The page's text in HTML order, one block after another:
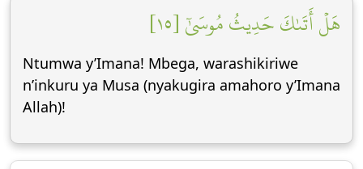
هَلۡ أَتَىٰكَ حَدِيثُ مُوسَىٰٓ [١٥]
Ntumwa y’Imana! Mbega, warashikiriwe
n’inkuru ya Musa (nyakugira amahoro y’Imana
Allah)!